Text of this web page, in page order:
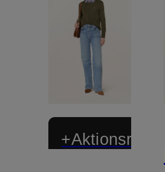
+Aktionsrabatt